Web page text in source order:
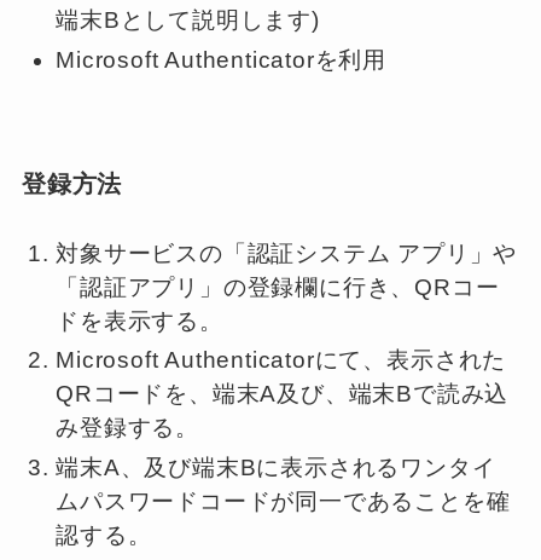
端末Bとして説明します)
Microsoft Authenticatorを利用
登録方法
対象サービスの「認証システム アプリ」や
「認証アプリ」の登録欄に行き、QRコー
ドを表示する。
Microsoft Authenticatorにて、表示された
QRコードを、端末A及び、端末Bで読み込
み登録する。
端末A、及び端末Bに表示されるワンタイ
ムパスワードコードが同一であることを確
認する。